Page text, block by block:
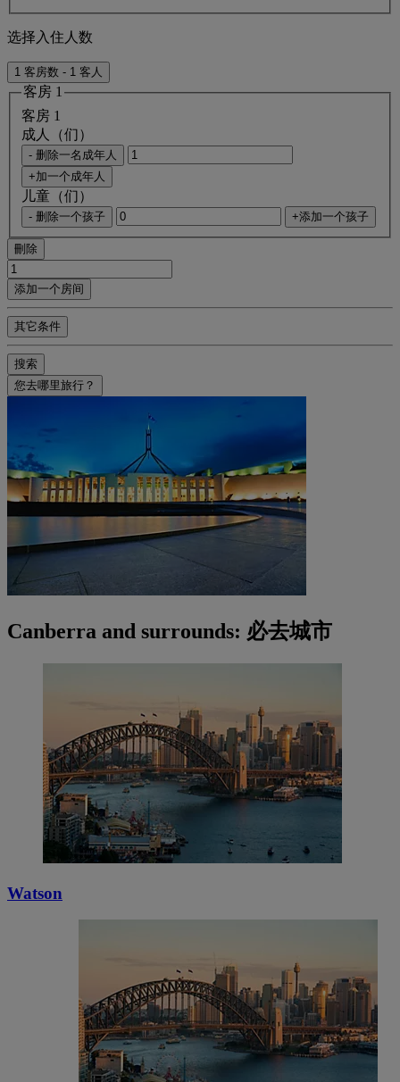
选择入住人数
1 客房数 - 1 客人
客房 1
客房 1
成人（们）
- 删除一名成年人
+加一个成年人
儿童（们）
- 删除一个孩子 +添加一个孩子
刪除
添加一个房间
其它条件
搜索
您去哪里旅行？
Canberra and surrounds: 必去城市
Watson